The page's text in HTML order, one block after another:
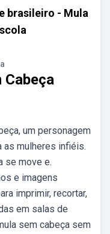
brasileiro - Mula
Cabeça
um personagem
mulheres infiéis.
se move e.
e imagens
imprimir, recortar,
em salas de
sem cabeça sem